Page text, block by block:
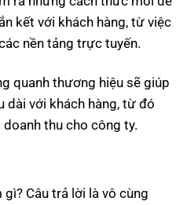
kết với khách hàng, từ việc
nền tảng trực tuyến.
quanh thương hiệu sẽ giúp
dài với khách hàng, từ đó
thu cho công ty.
Câu trả lời là vô cùng